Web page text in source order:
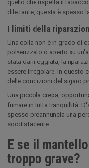
quello che rispetta il
dilettante, questa è spesso
I limiti della
Una colla non è in grado di
polverizzato o aperto su
stata danneggiata, la
essere irregolare. In questo
delle condizioni del sigaro
Una piccola crepa,
fumare in tutta tranquillità.
spesso preannuncia una
soddisfacente.
E se il
troppo grave?